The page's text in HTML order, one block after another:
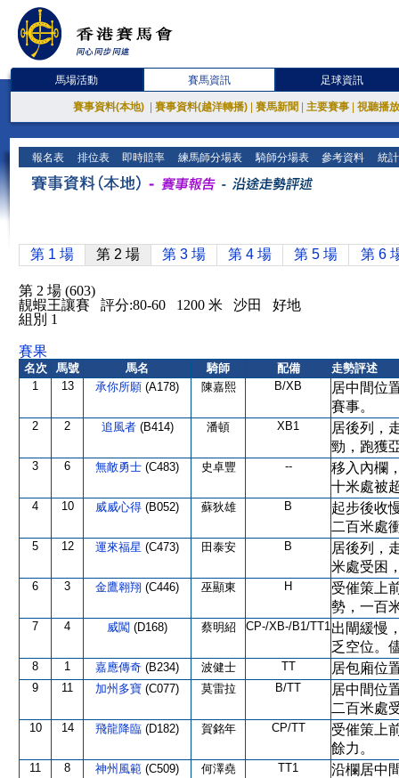
馬場活動 賽馬資訊 足球資訊
賽事資料(本地) 賽事資料(越洋轉播) 賽馬新聞 主要賽事 視聽播
報名表 排位表 即時賠率 練馬師分場表 騎師分場表 參考資料 統
第 1 場 第 2 場 第 3 場 第 4 場 第 5 場 第 6
第 2 場 (603)
靚蝦王讓賽 評分:80-60 1200 米 沙田 好地
組別 1
賽果
名次 馬號 馬名 騎師 配備
走勢評述
1
13 承你所願 (A178) 陳嘉熙 B/XB
居中間位
賽事。
2 2 追風者 (B414) 潘頓 XB1
居後列，
勁，跑獲
3 6 無敵勇士 (C483) 史卓豐 --
移入內欄
十米處被
4 10 威威心得 (B052) 蘇狄雄 B
起步後收
二百米處
5 12 運來福星 (C473) 田泰安 B
居後列，
米處受困
6 3 金鷹翱翔 (C446) 巫顯東 H
受催策上
勢，一百
7 4 威闖 (D168) 蔡明紹 CP-/XB-/B1/TT1出閘緩慢
乏空位。
8 1 嘉應傳奇 (B234) 波健士 TT 居包廂位
9 11 加州多寶 (C077) 莫雷拉 B/TT
居中間位
二百米處
10 14 飛龍降臨 (D182) 賀銘年 CP/TT
受催策上
餘力。
11 8 神州風範 (C509) 何澤堯 TT1
沿欄居中